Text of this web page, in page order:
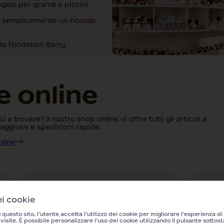
per grandi e piccini.
un ricordo
Fondation Barry.
online
a trovare? Il nostro shop online vi offre tutti gli articoli a
e spedizioni rapide.
Peluche San
cookie
sito, l’utente accetta l’utilizzo dei cookie per migliorare l’esperienza
È possibile personalizzare l’uso dei cookie utilizzando il pulsante